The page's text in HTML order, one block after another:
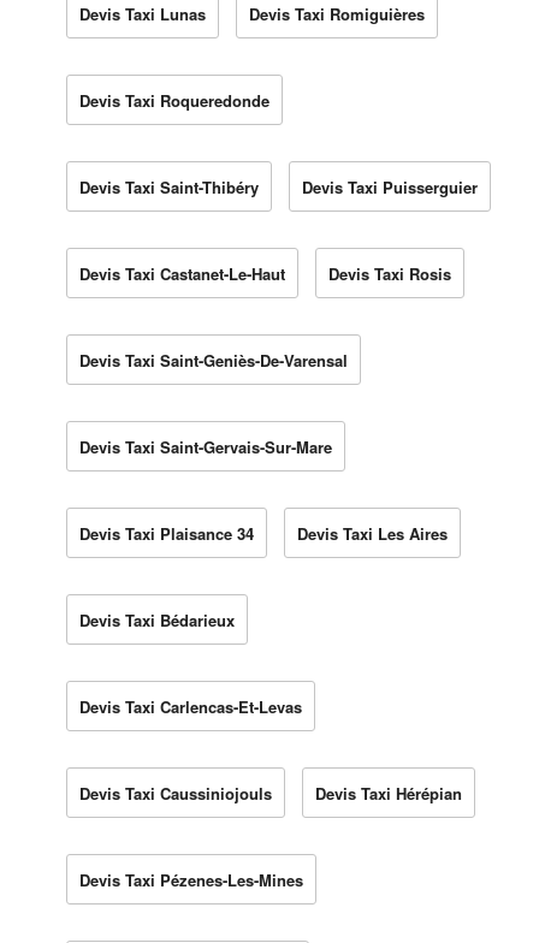
Devis Taxi Lunas Devis Taxi Romiguières
Devis Taxi Roqueredonde
Devis Taxi Saint-Thibéry Devis Taxi Puisserguier
Devis Taxi Castanet-Le-Haut Devis Taxi Rosis
Devis Taxi Saint-Geniès-De-Varensal
Devis Taxi Saint-Gervais-Sur-Mare
Devis Taxi Plaisance 34 Devis Taxi Les Aires
Devis Taxi Bédarieux
Devis Taxi Carlencas-Et-Levas
Devis Taxi Caussiniojouls Devis Taxi Hérépian
Devis Taxi Pézenes-Les-Mines